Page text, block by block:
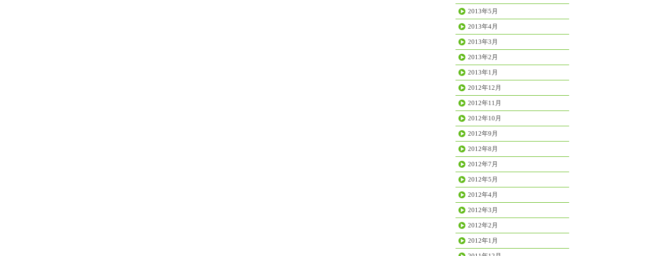
2013年5月
2013年4月
2013年3月
2013年2月
2013年1月
2012年12月
2012年11月
2012年10月
2012年9月
2012年8月
2012年7月
2012年5月
2012年4月
2012年3月
2012年2月
2012年1月